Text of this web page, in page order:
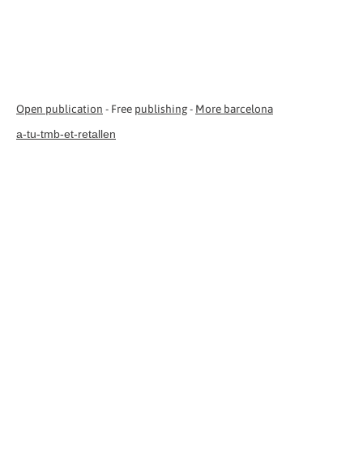
Open publication - Free publishing- More barcelona
a-tu-tmb-et-retallen